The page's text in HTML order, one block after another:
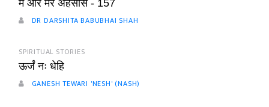
में और मेरे अहसास - 157
DR DARSHITA BABUBHAI SHAH
SPIRITUAL STORIES
ऊर्जं नः धेहि
GANESH TEWARI 'NESH' (NASH)